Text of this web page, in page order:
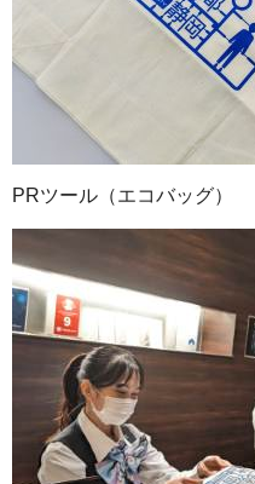
PRツール（エコバッグ）